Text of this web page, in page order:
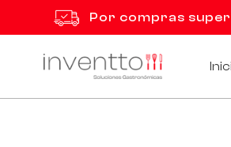
directamente
contenido
Por compras